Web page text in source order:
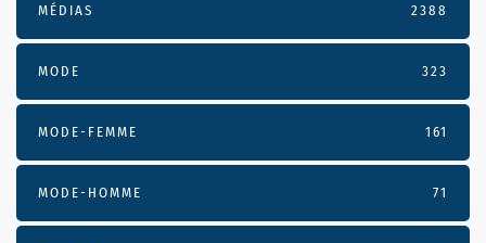
MÉDIAS 2388
MODE 323
MODE-FEMME 161
MODE-HOMME 71